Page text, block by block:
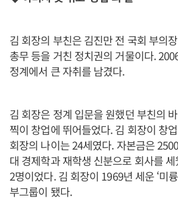
김 회장의 부친은 김진만 전 국회 부의
총무 등을 거친 정치권의 거물이다.
정계에서 큰 자취를 남겼다.
김 회장은 정계 입문을 원했던 부친의
찍이 창업에 뛰어들었다. 김 회장이 창
회장의 나이는 24세였다. 자본금은
대 경제학과 재학생 신분으로 회사를
2명이었다. 김 회장이 1969년 세운 ‘미
부그룹이 됐다.